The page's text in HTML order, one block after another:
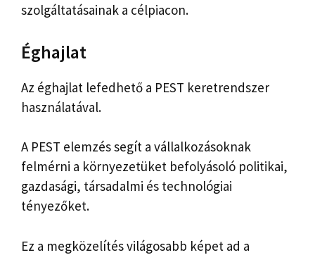
szolgáltatásainak a célpiacon.
Éghajlat
Az éghajlat lefedhető a PEST keretrendszer
használatával.
A PEST elemzés segít a vállalkozásoknak
felmérni a környezetüket befolyásoló politikai,
gazdasági, társadalmi és technológiai
tényezőket.
Ez a megközelítés világosabb képet ad a